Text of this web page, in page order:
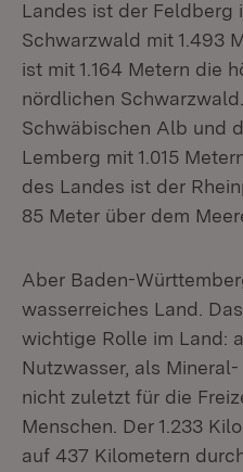
Landes ist der Feldberg
Schwarzwald mit 1.493
ist mit 1.164 Metern die
nördlichen
Schwäbischen Alb und
Lemberg mit 1.015
des Landes ist der
85 Meter über dem
Aber Baden-
wasserreiches Land.
wichtige Rolle im Land:
Nutzwasser, als
nicht zuletzt für die
Menschen. Der 1.233
auf 437 Kilometern